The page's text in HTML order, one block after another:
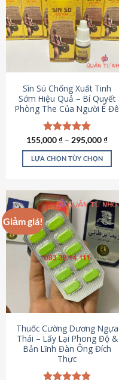
Sìn Sú Chống Xuất Tinh
Sớm Hiệu Quả – Bí Quyết
Phòng The Của Người Ê Đê
Được xếp
hạng4.95
5 sao
155,000₫ – 295,000₫
LỰA CHỌN TÙY CHỌN
này
có
nhiều
biến
thể.
Các
tùy
chọn
có
thể
chọn
trên
trang
sản
Giảm giá!
Thuốc Cường Dương Ngựa
Thái – Lấy Lại Phong Độ &
Bản Lĩnh Đàn Ông Đích
Thực